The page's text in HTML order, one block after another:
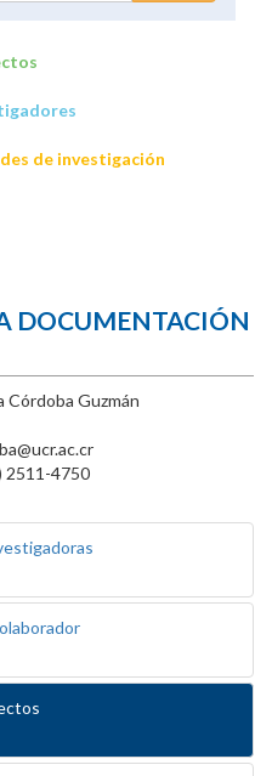
de investigación
DOCUMENTACIÓN
Córdoba Guzmán
2511-4750